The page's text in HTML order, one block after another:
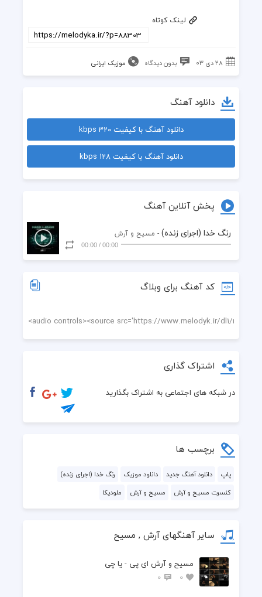
لینک کوتاه
۲۸ دی ۰۳ بدون دیدگاه موزیک ایرانی
دانلود آهنگ
دانلود آهنگ با کیفیت 320 kbps
دانلود آهنگ با کیفیت 128 kbps
پخش آنلاین آهنگ
رنگ خدا (اجرای زنده) - مسیح و آرش
00:00
/
00:00
کد آهنگ برای وبلاگ
اشتراک گذاری
در شبکه های اجتماعی به اشتراک بگذارید
برچسب ها
پاپ دانلود آهنگ جدید دانلود موزیک
رنگ خدا (اجرای زنده)
کنسرت مسیح و آرش
مسیح و آرش ملودیکا
سایر آهنگهای آرش , مسیح
مسیح و آرش ای پی - یا چی
0
0